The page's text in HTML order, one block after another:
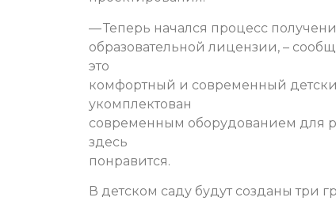
— Теперь начался процесс
образовательной лицензии, –
это
комфортный и современный
укомплектован
современным оборудованием для
здесь
понравится.
В детском саду будут созданы три